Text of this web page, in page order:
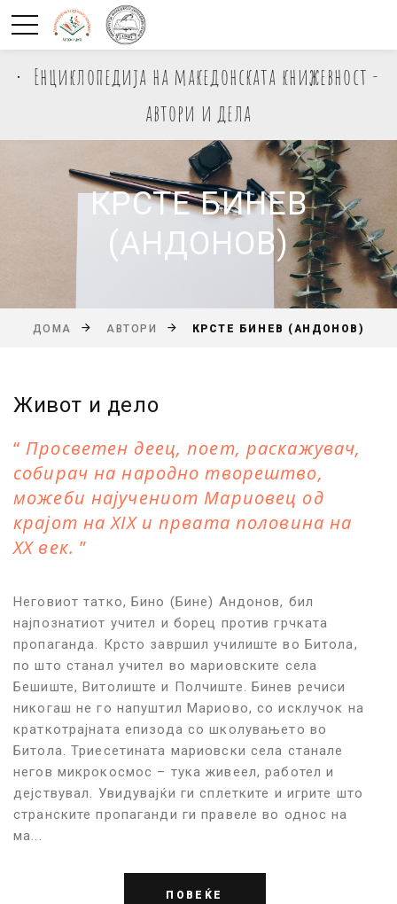
Енциклопедија на македонската книжевност -
автори и дела
КРСТЕ БИНЕВ
(АНДОНОВ)
ДОМА АВТОРИ КРСТЕ БИНЕВ (АНДОНОВ)
Живот и дело
Просветен деец, поет, раскажувач,
собирач на народно творештво,
можеби најучениот Мариовец од
крајот на XIX и првата половина на
XX век.
Неговиот татко, Бино (Бине) Андонов, бил
најпознатиот учител и борец против грчката
пропаганда. Крсто завршил училиште во Битола,
по што станал учител во мариовските села
Бешиште, Витолиште и Полчиште. Бинев речиси
никогаш не го напуштил Мариово, со исклучок на
краткотрајната епизода со школувањето во
Битола. Триесетината мариовски села станале
негов микрокосмос – тука живеел, работел и
дејствувал. Увидувајќи ги сплетките и игри­те што
странските пропаганди ги правеле во однос на
ма...
ПОВЕЌЕ